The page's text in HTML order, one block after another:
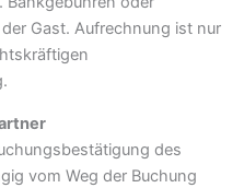
Gast. Aufrechnung ist nur
des
vom Weg der Buchung